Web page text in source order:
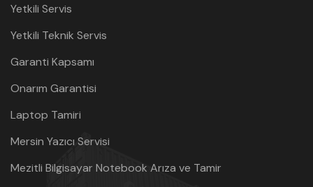
Yetkili Servis
Yetkili Teknik Servis
Garanti Kapsamı
Onarım Garantisi
Laptop Tamiri
Mersin Yazıcı Servisi
Mezitli Bilgisayar Notebook Arıza ve Tamir